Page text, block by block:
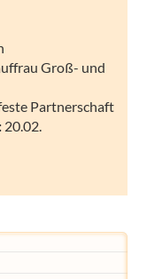
Groß- und
Partnerschaft
20.02.